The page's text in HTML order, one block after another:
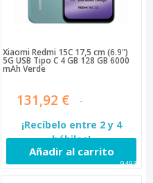
Xiaomi Redmi 15C 17,5 cm (6.9")
5G USB Tipo C 4 GB 128 GB 6000
mAh Verde
131,92 €
¡Recíbelo entre 2 y 4
hábiles!
Añadir al carrito
94938